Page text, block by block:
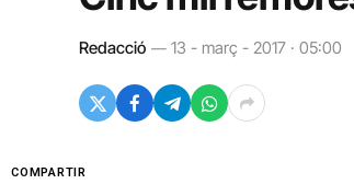
Redacció 13 - març - 2017 · 05:00
COMPARTIR